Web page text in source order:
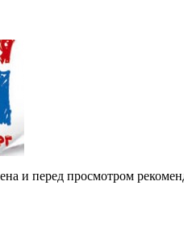
и перед просмотром